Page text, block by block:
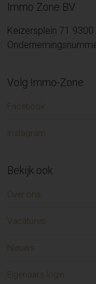
Immo Zone BV
Keizersplein 71 9300
Volg Immo-Zone
Facebook
Instagram
Bekijk ook
Over ons
Vacatures
Nieuws
Eigenaars login